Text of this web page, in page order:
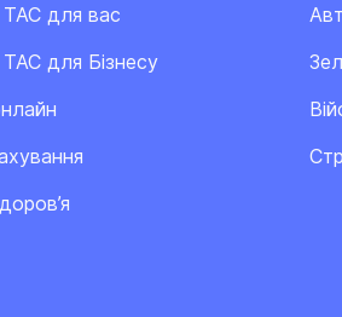
для вас
для Бізнесу